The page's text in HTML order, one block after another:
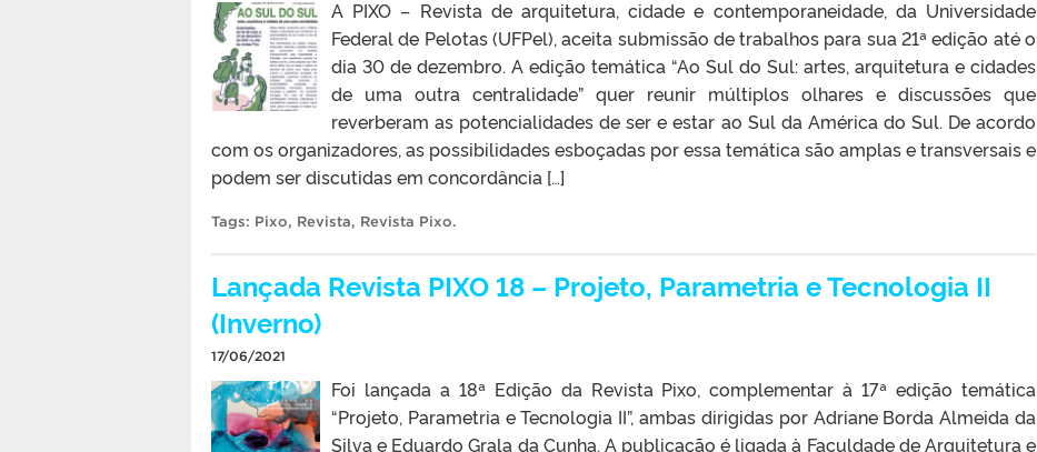
A PIXO – Revista de arquitetura, cidade e contemporaneidade, da Universidade
Federal de Pelotas (UFPel), aceita submissão de trabalhos para sua 21ª edição até o
dia 30 de dezembro. A edição temática “Ao Sul do Sul: artes, arquitetura e cidades
de uma outra centralidade” quer reunir múltiplos olhares e discussões que
reverberam as potencialidades de ser e estar ao Sul da América do Sul. De acordo
com os organizadores, as possibilidades esboçadas por essa temática são amplas e transversais e
podem ser discutidas em concordância […]
Tags: Pixo, Revista, Revista Pixo.
Lançada Revista PIXO 18 – Projeto, Parametria e Tecnologia II
(Inverno)
17/06/2021
Foi lançada a 18ª Edição da Revista Pixo, complementar à 17ª edição temática
“Projeto, Parametria e Tecnologia II”, ambas dirigidas por Adriane Borda Almeida da
Silva e Eduardo Grala da Cunha. A publicação é ligada à Faculdade de Arquitetura e